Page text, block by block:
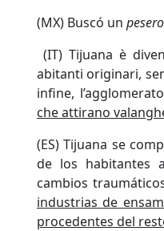
(MX) Buscó un
(IT) Tijuana è
abitanti originari,
infine,
che attirano
(ES) Tijuana se
de los habitantes
cambios
industrias de
procedentes del